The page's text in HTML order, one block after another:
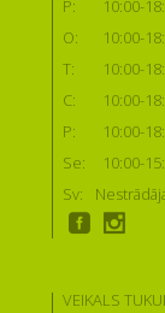
P:
10:00-
O:
10:00-
T:
10:00-
C:
10:00-
P:
10:00-
Se:
10:00-
Sv:
VEIKALS